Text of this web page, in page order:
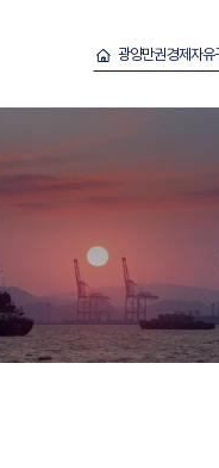
광양만권경제자유